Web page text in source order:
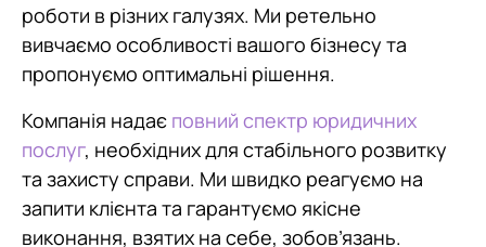
роботи в різних галузях. Ми ретельно
вивчаємо особливості вашого бізнесу та
пропонуємо оптимальні рішення.
Компанія надає повний спектр юридичних
послуг, необхідних для стабільного розвитку
та захисту справи. Ми швидко реагуємо на
запити клієнта та гарантуємо якісне
виконання, взятих на себе, зобов’язань.